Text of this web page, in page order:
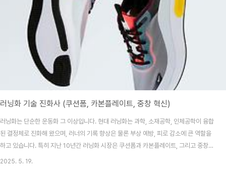
러닝화 기술 진화사 (쿠션폼, 카본플레이트, 중창 혁신)
러닝화는 단순한 운동화 그 이상입니다. 현대 러닝화는 과학, 소재공학, 인체공학이 융합
된 결정체로 진화해 왔으며, 러너의 기록 향상은 물론 부상 예방, 피로 감소에 큰 역할을
하고 있습니다. 특히 지난 10년간 러닝화 시장은 쿠션폼과 카본플레이트, 그리고 중창
구조의 혁신을 통해 눈부신 발전을 이루었고, 이는 단순한 장비를 넘어서 러닝 문화를 바
2025. 5. 19.